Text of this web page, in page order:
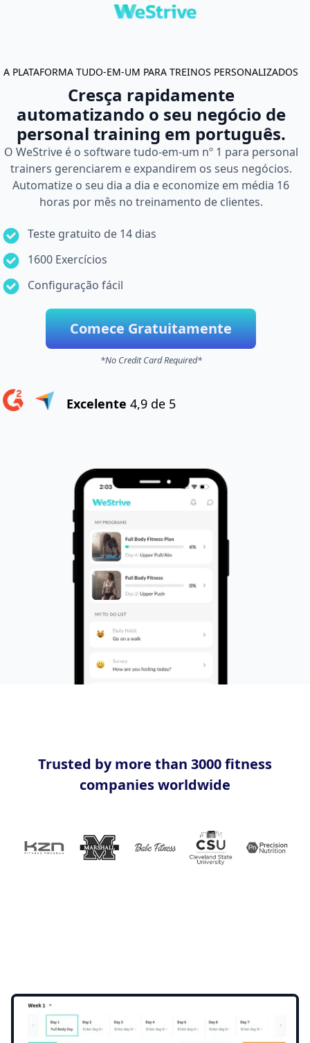
A PLATAFORMA TUDO-EM-UM PARA TREINOS PERSONALIZADOS
Cresça rapidamente
automatizando o seu negócio de
personal training em português.
O WeStrive é o software tudo-em-um nº 1 para personal
trainers gerenciarem e expandirem os seus negócios.
Automatize o seu dia a dia e economize em média 16
horas por mês no treinamento de clientes.
Teste gratuito de 14 dias
1600 Exercícios
Configuração fácil
Comece Gratuitamente
*No Credit Card Required*
Excelente 4,9 de 5
Trusted by more than 3000 fitness
companies worldwide